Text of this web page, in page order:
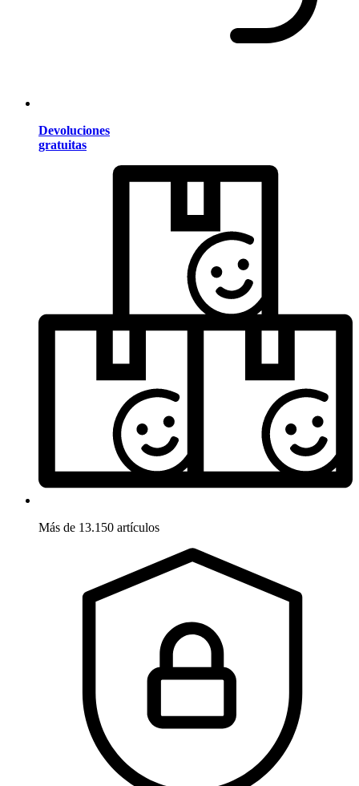
Devoluciones
gratuitas
Más de 13.150 artículos